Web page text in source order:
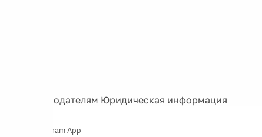
Рекламодателям Юридическая информация
Telegram App